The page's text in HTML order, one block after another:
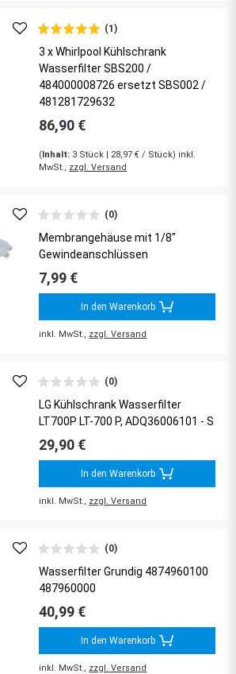
(1)
3 x Whirlpool Kühlschrank
Wasserfilter SBS200 /
484000008726 ersetzt SBS002 /
481281729632
86,90 €
(Inhalt: 3 Stück | 28,97 € / Stück) inkl.
MwSt., zzgl. Versand
(0)
Membrangehäuse mit 1/8"
Gewindeanschlüssen
7,99 €
In den Warenkorb
inkl. MwSt., zzgl. Versand
(0)
LG Kühlschrank Wasserfilter
LT700P LT-700 P, ADQ36006101 - S
29,90 €
In den Warenkorb
inkl. MwSt., zzgl. Versand
(0)
Wasserfilter Grundig 4874960100
487960000
40,99 €
In den Warenkorb
inkl. MwSt., zzgl. Versand